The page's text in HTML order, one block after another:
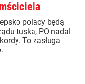
polacy będą
tuska, PO nadal
To zasługa